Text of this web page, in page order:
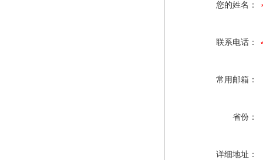
您的姓名：
联系电话：
常用邮箱：
省份：
详细地址：